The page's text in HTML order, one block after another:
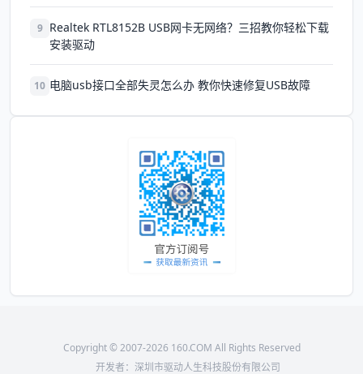
9 Realtek RTL8152B USB网卡无网络？三招教你轻松下载
安装驱动
10 电脑usb接口全部失灵怎么办 教你快速修复USB故障
Copyright © 2007-2026 160.COM All Rights Reserved
开发者：深圳市驱动人生科技股份有限公司